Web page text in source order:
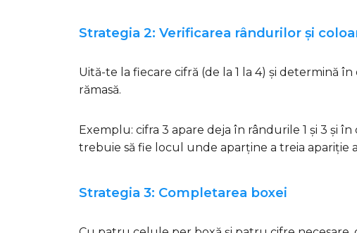
Strategia 2: Verificarea rândurilor și
Uită-te la fiecare cifră (de la 1 la 4) și determină
rămasă.
Exemplu: cifra 3 apare deja în rândurile 1 și 3 și
trebuie să fie locul unde aparține a treia apariție
Strategia 3: Completarea boxei